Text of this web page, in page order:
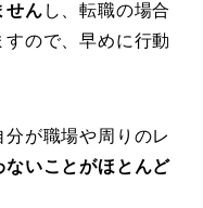
せん し、転職の場合
ので、早めに行動
が職場や周りのレ
ないことがほとんど